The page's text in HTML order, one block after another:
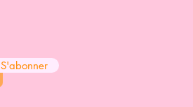
S'abonner